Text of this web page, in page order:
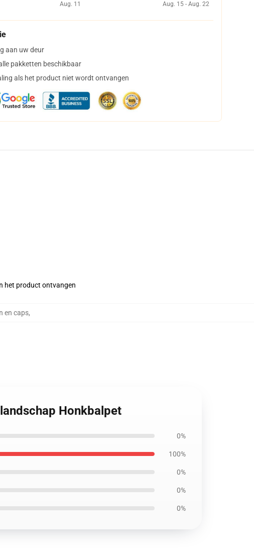
Aug. 11
Aug. 15 - Aug. 22
aan uw deur
pakketten beschikbaar
als het product niet wordt ontvangen
het product ontvangen
en caps,
Honkbalpet
0%
100%
0%
0%
0%